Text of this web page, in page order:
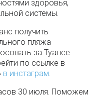
здоровья,
системы.
получить
пляжа
за Туапсе
по ссылке в
в инстаграм.
30 июля. Поможем